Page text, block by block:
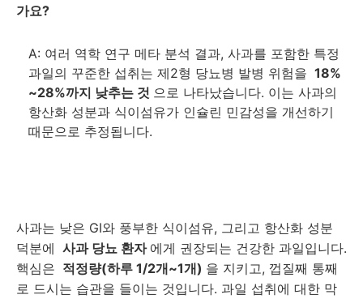
가요?
A: 여러 역학 연구 메타 분석 결과, 사과를 포함한 특정
과일의 꾸준한 섭취는 제2형 당뇨병 발병 위험을 18%
~28%까지 낮추는 것 으로 나타났습니다. 이는 사과의
항산화 성분과 식이섬유가 인슐린 민감성을 개선하기
때문으로 추정됩니다.
사과는 낮은 GI와 풍부한 식이섬유, 그리고 항산화 성분
덕분에 사과 당뇨 환자 에게 권장되는 건강한 과일입니다.
핵심은 적정량(하루 1/2개~1개) 을 지키고, 껍질째 통째
로 드시는 습관을 들이는 것입니다. 과일 섭취에 대한 막